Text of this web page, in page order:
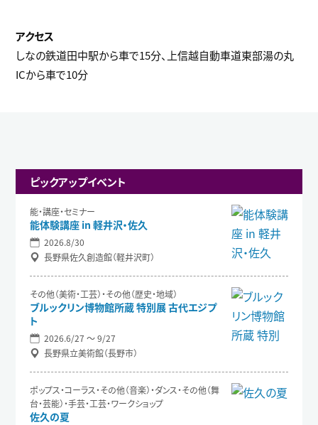
しなの鉄道田中駅から車で15分、上信越自動車道東部湯の丸
ICから車で10分
ピックアップイベント
能・講座・セミナー
能体験講座 in 軽井沢・佐久
2026.8/30
長野県佐久創造館（軽井沢町）
その他（美術・工芸）・その他（歴史・地域）
ブルックリン博物館所蔵 特別展 古代エジプ
ト
2026.6/27 〜 9/27
長野県立美術館（長野市）
ポップス・コーラス・その他（音楽）・ダンス・その他（舞
台・芸能）・手芸・工芸・ワークショップ
佐久の夏